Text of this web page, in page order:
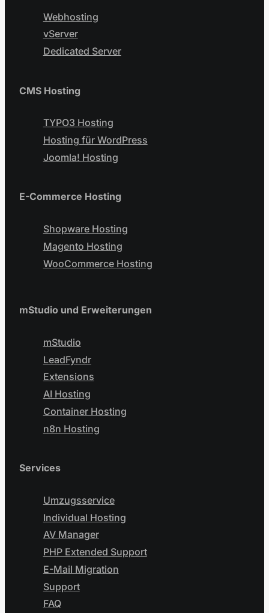
Webhosting
vServer
Dedicated Server
CMS Hosting
TYPO3 Hosting
Hosting für WordPress
Joomla! Hosting
E-Commerce Hosting
Shopware Hosting
Magento Hosting
WooCommerce Hosting
mStudio und Erweiterungen
mStudio
LeadFyndr
Extensions
AI Hosting
Container Hosting
n8n Hosting
Services
Umzugsservice
Individual Hosting
AV Manager
PHP Extended Support
E-Mail Migration
Support
FAQ